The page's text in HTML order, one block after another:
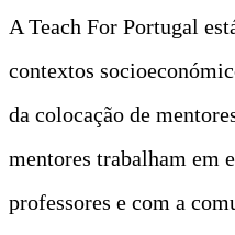
A Teach For Portugal
contextos
da colocação de
mentores trabalham em
professores e com a